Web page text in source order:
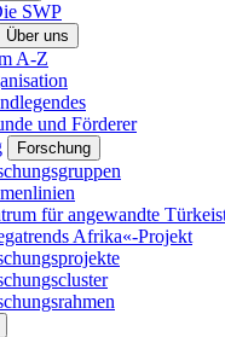
SWP
Über uns
A-Z
und Förderer
Forschung
für angewandte
Afrika«-Projekt